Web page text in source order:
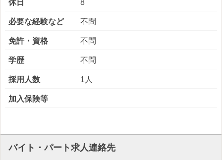
休日 8
必要な経験など 不問
免許・資格 不問
学歴 不問
採用人数 1人
加入保険等
バイト・パート求人連絡先